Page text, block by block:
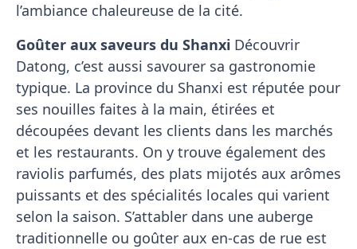
l’ambiance chaleureuse de la cité.
Goûter aux saveurs du Shanxi Découvrir
Datong, c’est aussi savourer sa gastronomie
typique. La province du Shanxi est réputée pour
ses nouilles faites à la main, étirées et
découpées devant les clients dans les marchés
et les restaurants. On y trouve également des
raviolis parfumés, des plats mijotés aux arômes
puissants et des spécialités locales qui varient
selon la saison. S’attabler dans une auberge
traditionnelle ou goûter aux en-cas de rue est